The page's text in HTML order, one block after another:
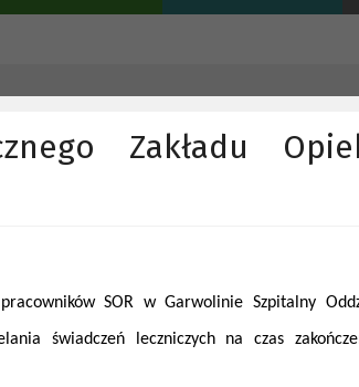
Zakładu
SOR w Garwolinie Szpitalny
świadczeń leczniczych na czas